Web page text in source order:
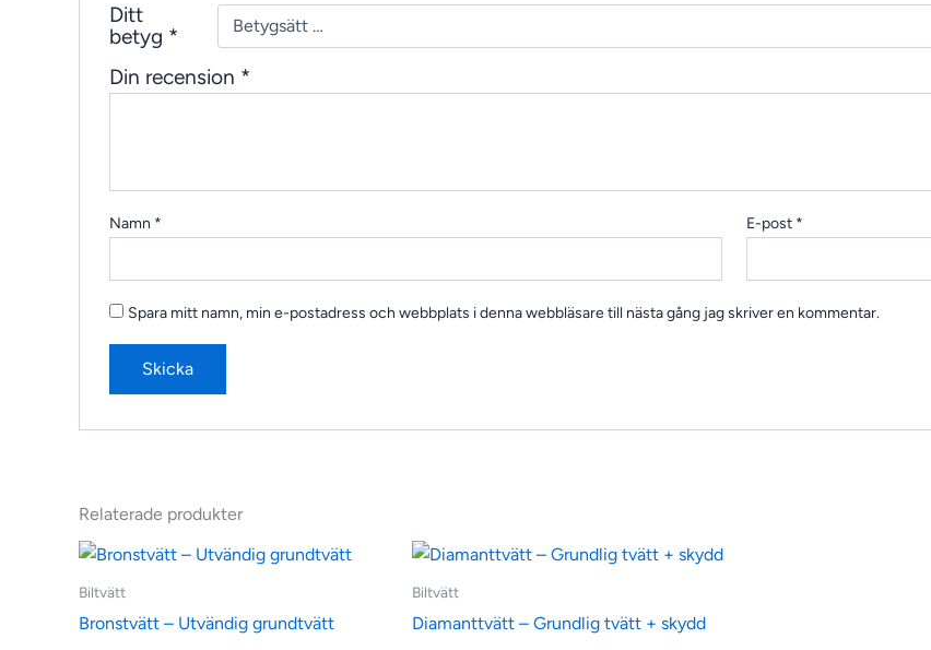
Ditt
betyg *
Din recension *
Namn * E-post *
Spara mitt namn, min e-postadress och webbplats i denna webbläsare till nästa gång jag skriver en kommentar.
Relaterade produkter
Biltvätt
Bronstvätt – Utvändig grundtvätt
Biltvätt
Diamanttvätt – Grundlig tvätt + skydd